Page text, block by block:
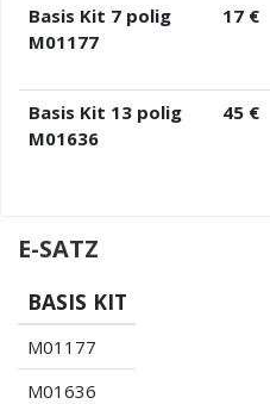
Basis Kit 7 polig
M01177
17 €
Basis Kit 13 polig
M01636
45 €
E-SATZ
BASIS KIT
M01177
M01636